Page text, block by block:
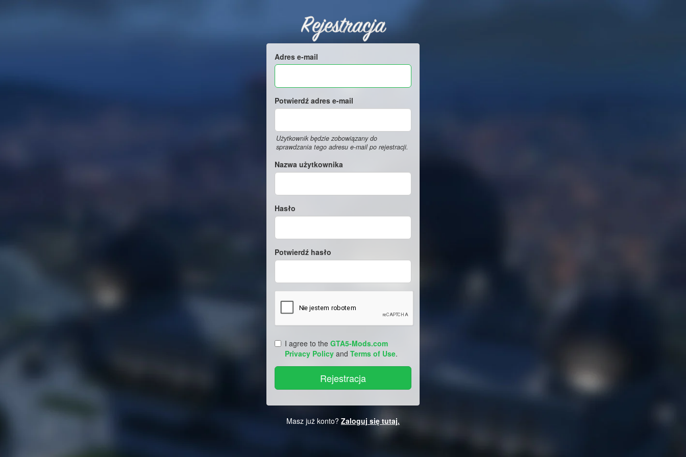
Rejestracja
Adres e-mail
Potwierdź adres e-mail
Użytkownik będzie zobowiązany do
sprawdzania tego adresu e-mail po rejestracji.
Nazwa użytkownika
Hasło
Potwierdź hasło
I agree to the GTA5-Mods.com
Privacy Policy and Terms of Use.
Masz już konto? Zaloguj się tutaj.